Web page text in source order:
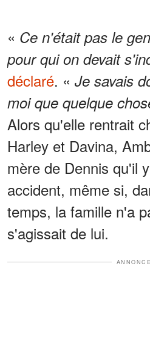
« Ce n'était pas le
pour qui on devait
déclaré. « Je savais
moi que quelque
Alors qu'elle rentrait
Harley et Davina,
mère de Dennis qu'il
accident, même si,
temps, la famille n'a
s'agissait de lui.